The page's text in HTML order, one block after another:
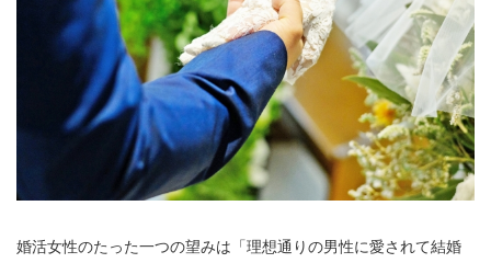
婚活女性のたった一つの望みは「理想通りの男性に愛されて結婚